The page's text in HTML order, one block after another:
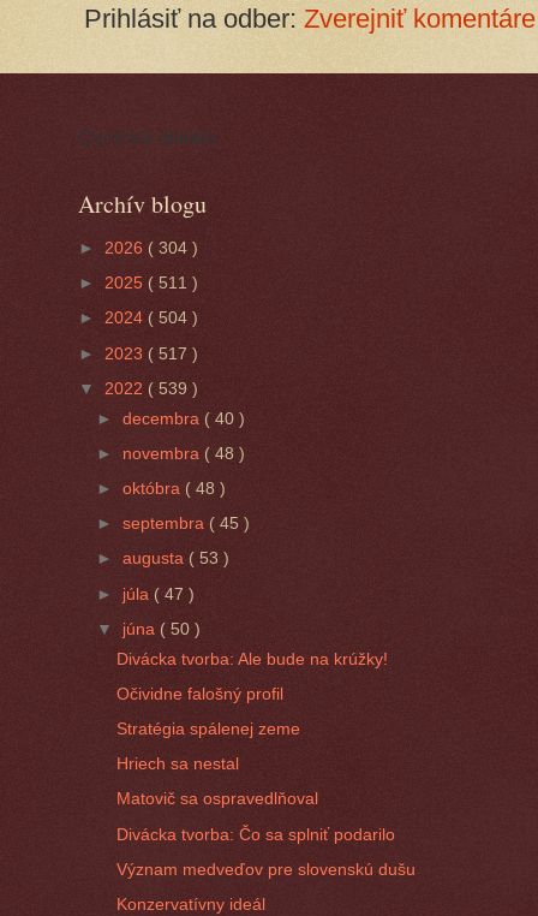
Prihlásiť na odber: Zverejniť
Cynická obluda
Archív blogu
► 2026 ( 304 )
► 2025 ( 511 )
► 2024 ( 504 )
► 2023 ( 517 )
▼ 2022 ( 539 )
►decembra ( 40 )
► novembra ( 48 )
►októbra ( 48 )
►septembra ( 45 )
►augusta ( 53 )
► júla ( 47 )
▼ júna ( 50 )
Divácka tvorba: Ale bude na krúžky!
Očividne falošný profil
Stratégia spálenej zeme
Hriech sa nestal
Matovič sa ospravedlňoval
Divácka tvorba: Čo sa splniť podarilo
Význam medveďov pre slovenskú dušu
Konzervatívny ideál